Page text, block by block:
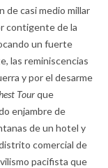
de casi medio millar
contigente de la
un fuerte
las reminiscencias
y por el desarme
Tourque
enjambre de
de un hotel y
comercial de
pacifista que